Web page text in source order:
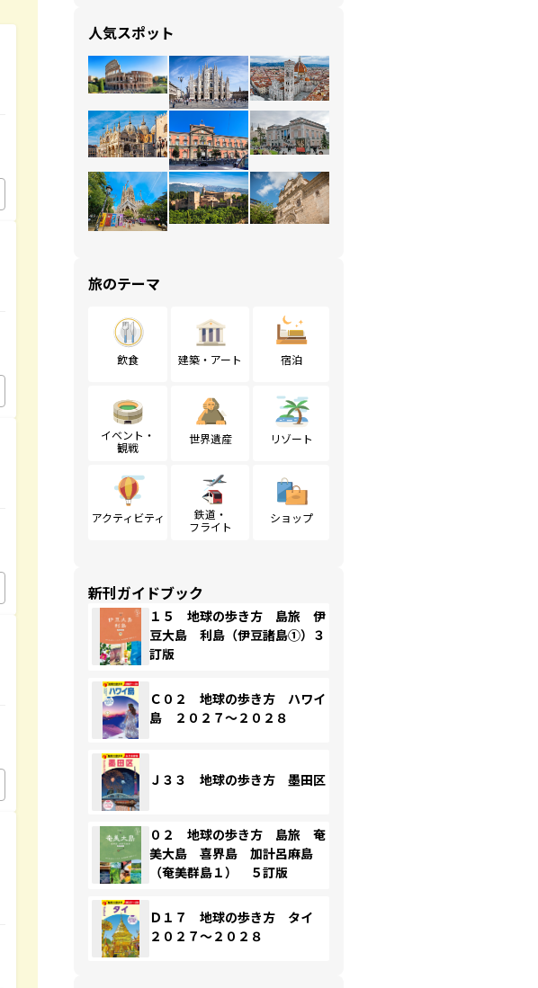
人気スポット
旅のテーマ
飲食 建築・アート 宿泊
イベント・
観戦
世界遺産 リゾート
アクティビティ
鉄道・
フライト
ショップ
新刊ガイドブック
１５ 地球の歩き方 島旅 伊
豆大島 利島（伊豆諸島①）３
訂版
Ｃ０２ 地球の歩き方 ハワイ
島 ２０２７～２０２８
Ｊ３３ 地球の歩き方 墨田区
０２ 地球の歩き方 島旅 奄
美大島 喜界島 加計呂麻島
（奄美群島１） ５訂版
Ｄ１７ 地球の歩き方 タイ
２０２７～２０２８